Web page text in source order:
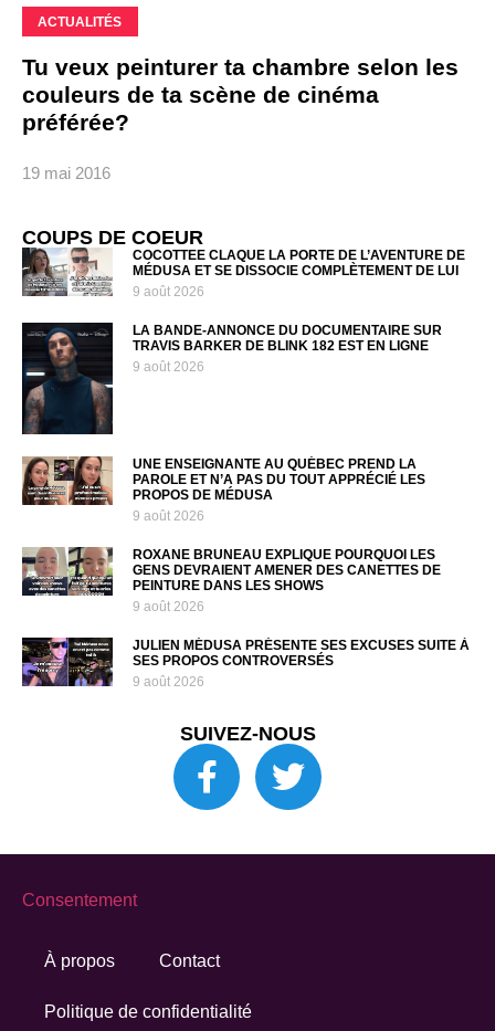
ACTUALITÉS
Tu veux peinturer ta chambre selon les
couleurs de ta scène de cinéma
préférée?
19 mai 2016
COUPS DE COEUR
COCOTTEE CLAQUE LA PORTE DE L’AVENTURE DE
MÉDUSA ET SE DISSOCIE COMPLÈTEMENT DE LUI
9 août 2026
LA BANDE-ANNONCE DU DOCUMENTAIRE SUR
TRAVIS BARKER DE BLINK 182 EST EN LIGNE
9 août 2026
UNE ENSEIGNANTE AU QUÉBEC PREND LA
PAROLE ET N’A PAS DU TOUT APPRÉCIÉ LES
PROPOS DE MÉDUSA
9 août 2026
ROXANE BRUNEAU EXPLIQUE POURQUOI LES
GENS DEVRAIENT AMENER DES CANETTES DE
PEINTURE DANS LES SHOWS
9 août 2026
JULIEN MÉDUSA PRÉSENTE SES EXCUSES SUITE À
SES PROPOS CONTROVERSÉS
9 août 2026
SUIVEZ-NOUS
À propos Contact
Politique de confidentialité
Consentement